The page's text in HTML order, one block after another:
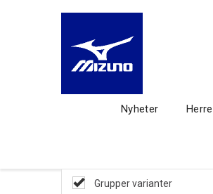
Nyheter Herre
Grupper varianter